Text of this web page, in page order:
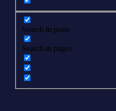
Search in posts
Search in pages